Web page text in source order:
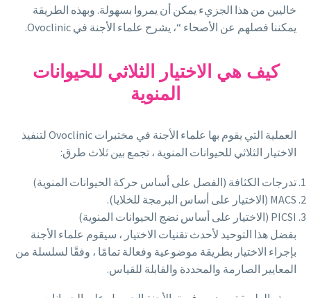
خاليين من هذا الجزيء يمكن أن يمروا بسهولة. وبهذه الطريقة
يمكننا فصلهم عن الأصحاء “، يشرح علماء الأجنة في Ovoclinic.
كيف هي الاختيار الثلاثي للحيوانات
المنوية
العملية التي يقوم بها علماء الأجنة في مختبرات Ovoclinic لتنفيذ
الاختيار الثلاثي للحيوانات المنوية ، تجمع بين ثلاث طرق:
تدرجات الكثافة (الفصل على أساس حركة الحيوانات المنوية)
MACS (الاختيار على أساس البرمجة للخلايا).
PICSI (الاختيار على أساس نضج الحيوانات المنوية)
بفضل هذا التوحيد لأحدث تقنيات الاختيار ، سيقوم علماء الأجنة
بإجراء الاختيار بطريقة موضوعية وفعالة تمامًا ، وفقًا لسلسلة من
المعايير الصارمة والمحددة والقابلة للقياس.